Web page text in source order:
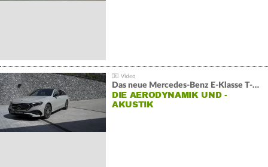
Das neue Mercedes-Benz E-Klasse T-Modell
DIE AERODYNAMIK UND -
AKUSTIK